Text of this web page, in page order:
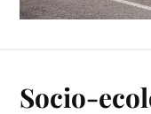
Socio-